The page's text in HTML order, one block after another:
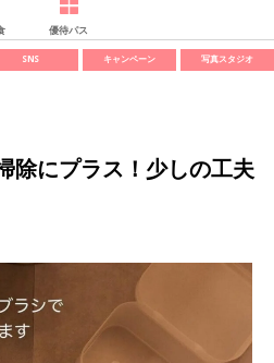
優待パス
SNS キャンペーン 写真スタジオ
除にプラス！少しの工夫